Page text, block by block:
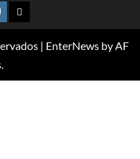
| EnterNewsby AF